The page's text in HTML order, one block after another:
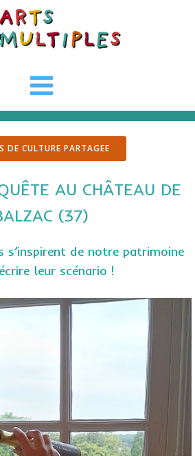
Aller
au
contenu
DE CULTURE PARTAGEE
AU CHÂTEAU DE
(37)
s’inspirent de notre patrimoine
leur scénario !